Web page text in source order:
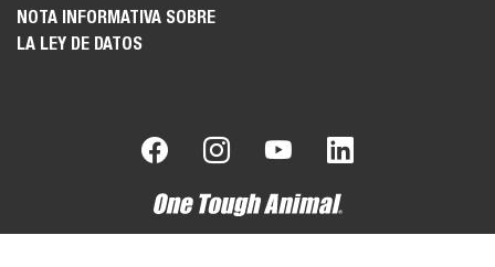
NOTA INFORMATIVA SOBRE
LA LEY DE DATOS